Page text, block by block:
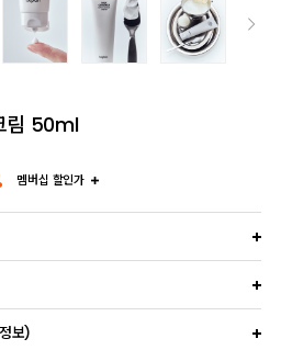
림 50ml
멤버십 할인가
보)